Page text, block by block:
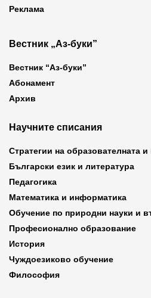
Реклама
Вестник „Аз-буки”
Вестник “Аз-буки”
Абонамент
Архив
Научните списания
Стратегии на образователната и
Български език и литература
Педагогика
Математика и информатика
Обучение по природни науки и
Професионално образование
История
Чуждоезиково обучение
Философия